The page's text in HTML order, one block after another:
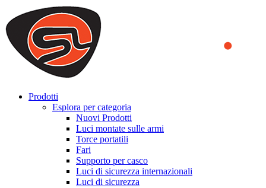
We use cookies to ensure that we provide you the best experience
on our website. By continuing to browse this website, you accept
that cookies are used to help us analyze how the website is used and
to offer you a better experience. To learn more or to find out how
you can disable cookies, you can access our
Prodotti
Esplora per categoria
Nuovi Prodotti
Luci montate sulle armi
Torce portatili
Fari
Supporto per casco
Luci di sicurezza internazionali
Luci di sicurezza